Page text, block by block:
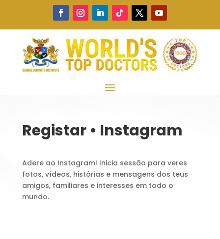
Registar • Instagram
Adere ao Instagram! Inicia sessão para veres
fotos, vídeos, histórias e mensagens dos teus
amigos, familiares e interesses em todo o
mundo.